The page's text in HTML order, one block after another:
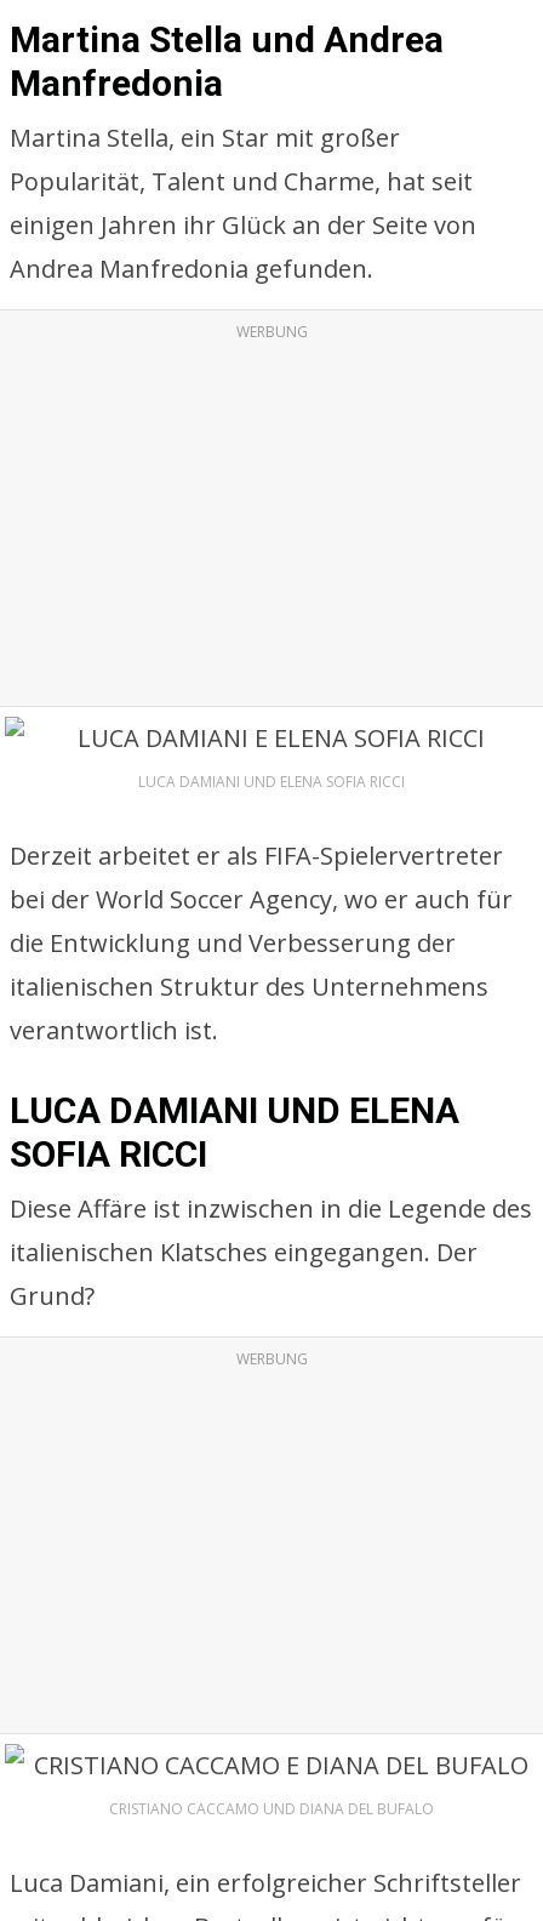
Martina Stella und Andrea
Manfredonia
Martina Stella, ein Star mit großer
Popularität, Talent und Charme, hat seit
einigen Jahren ihr Glück an der Seite von
Andrea Manfredonia gefunden.
WERBUNG
LUCA DAMIANI UND ELENA SOFIA RICCI
Derzeit arbeitet er als FIFA-Spielervertreter
bei der World Soccer Agency, wo er auch für
die Entwicklung und Verbesserung der
italienischen Struktur des Unternehmens
verantwortlich ist.
LUCA DAMIANI UND ELENA
SOFIA RICCI
Diese Affäre ist inzwischen in die Legende des
italienischen Klatsches eingegangen. Der
Grund?
WERBUNG
CRISTIANO CACCAMO UND DIANA DEL BUFALO
Luca Damiani, ein erfolgreicher Schriftsteller